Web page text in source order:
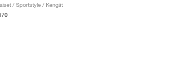
/ Sportstyle / Kengät